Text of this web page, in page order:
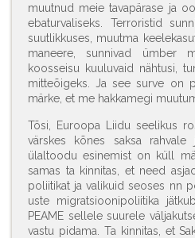
muutnud meie tavapärase ja
ebaturvaliseks. Terroristid
suutlikkuses, muutma
maneere, sunnivad ümber
koosseisu kuuluvaid nähtusi,
mitteõigeks. Ja see surve on
märke, et me hakkamegi
Tõsi, Euroopa Liidu seelikus
värskes kõnes saksa
ülaltoodu esinemist on küll
samas ta kinnitas, et need
poliitikat ja valikuid seoses nn
uste migratsioonipoliitika
PEAME sellele suurele
vastu pidama. Ta kinnitas, et